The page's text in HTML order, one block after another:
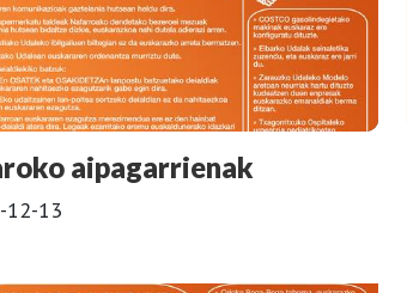
aipagarrienak
12-13